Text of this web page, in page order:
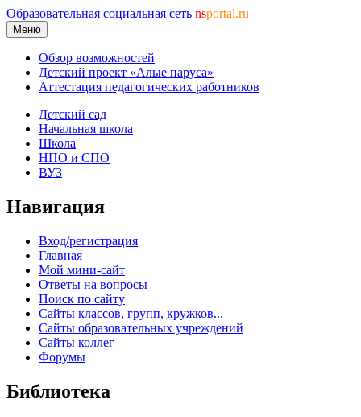
Образовательная социальная сеть nsportal.ru
Меню
Обзор возможностей
Детский проект «Алые паруса»
Аттестация педагогических работников
Детский сад
Начальная школа
Школа
НПО и СПО
ВУЗ
Навигация
Вход/регистрация
Главная
Мой мини-сайт
Ответы на вопросы
Поиск по сайту
Сайты классов, групп, кружков...
Сайты образовательных учреждений
Сайты коллег
Форумы
Библиотека